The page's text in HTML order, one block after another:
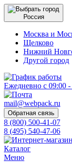
Россия
Москва и
Щелково
Нижний
Другой город
Ежедневно с 09:00 -
mail@webpack.ru
Обратная связь
8 (800) 500-41-07
8 (495) 540-47-06
Каталог
Меню